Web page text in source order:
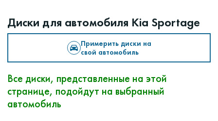
Диски для автомобиля Kia Sportage
Примерить диски на
свой автомобиль
Все диски, представленные на этой
странице, подойдут на выбранный
автомобиль